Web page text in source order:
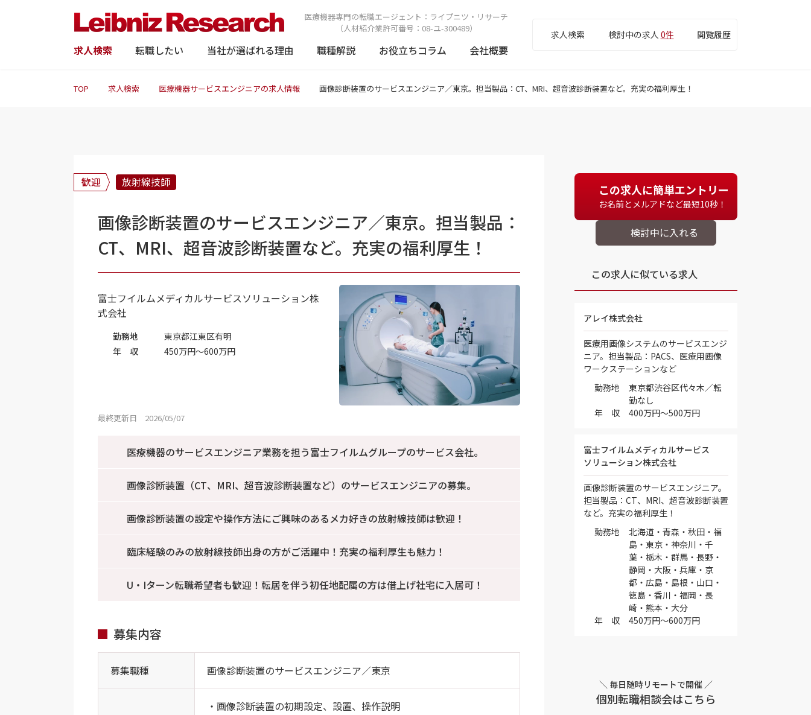
医療機器専門の転職エージェント： ライプニツ・リサーチ
（人材紹介業許可番号：08-ユ-300489）
求人検索 転職したい 当社が選ばれる理由 職種解説 お役立ちコラム 会社概要
求人検索 検討中の求人 0件 閲覧履歴
TOP 求人検索 医療機器サービスエンジニアの求人情報 画像診断装置のサービスエンジニア／東京。担当製品：CT、MRI、超音波診断装置など。充実の福利厚生！
歓迎 放射線技師
画像診断装置のサービスエンジニア／東京。担当製品：
CT、MRI、超音波診断装置など。充実の福利厚生！
富士フイルムメディカルサービスソリューション株
式会社
勤務地
東京都江東区有明
年 収
450万円～600万円
最終更新日 2026/05/07
医療機器のサービスエンジニア業務を担う富士フイルムグループのサービス会社。
画像診断装置（CT、MRI、超音波診断装置など）のサービスエンジニアの募集。
画像診断装置の設定や操作方法にご興味のあるメカ好きの放射線技師は歓迎！
臨床経験のみの放射線技師出身の方がご活躍中！充実の福利厚生も魅力！
U・Iターン転職希望者も歓迎！転居を伴う初任地配属の方は借上げ社宅に入居可！
募集内容
募集職種 画像診断装置のサービスエンジニア／東京
・画像診断装置の初期設定、設置、操作説明
この求人に簡単エントリー
お名前とメルアドなど最短10秒！
この求人に似ている求人
アレイ株式会社
医療用画像システムのサービスエンジ
ニア。担当製品：PACS、医療用画像
ワークステーションなど
勤務地
東京都渋谷区代々木／転
勤なし
年 収
400万円～500万円
富士フイルムメディカルサービス
ソリューション株式会社
画像診断装置のサービスエンジニア。
担当製品：CT、MRI、超音波診断装置
など。充実の福利厚生！
勤務地
北海道・青森・秋田・福
島・東京・神奈川・千
葉・栃木・群馬・長野・
静岡・大阪・兵庫・京
都・広島・島根・山口・
徳島・香川・福岡・長
崎・熊本・大分
年 収
450万円～600万円
＼ 毎日随時リモートで開催 ／
個別転職相談会はこちら